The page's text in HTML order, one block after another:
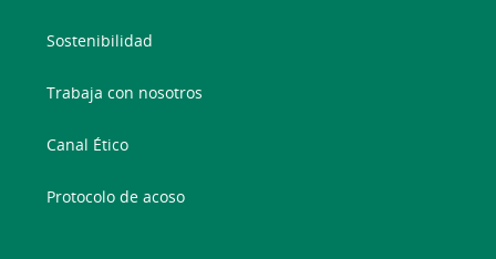
Sostenibilidad
Trabaja con nosotros
Canal Ético
Protocolo de acoso